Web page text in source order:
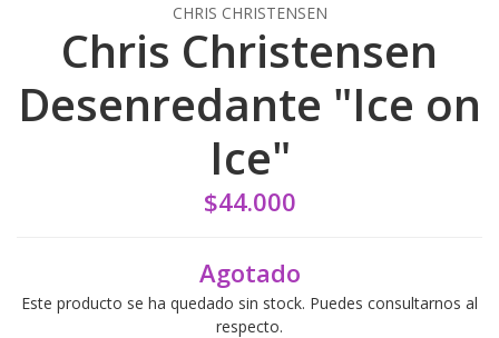
CHRIS CHRISTENSEN
Chris Christensen
Desenredante "Ice on
Ice"
$44.000
Agotado
Este producto se ha quedado sin stock. Puedes consultarnos al
respecto.